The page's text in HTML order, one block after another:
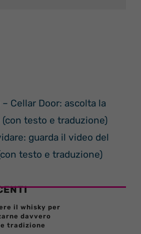
Cellar Door: ascolta la
testo e traduzione)
guarda il video del
testo e traduzione)
il whisky per
davvero
tradizione